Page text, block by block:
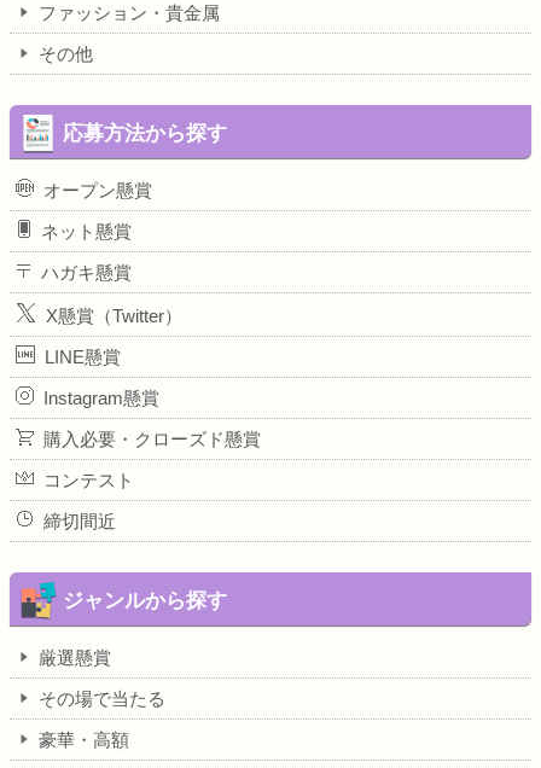
ファッション・貴金属
その他
応募方法から探す
オープン懸賞
ネット懸賞
ハガキ懸賞
X懸賞（Twitter）
LINE懸賞
Instagram懸賞
購入必要・クローズド懸賞
コンテスト
締切間近
ジャンルから探す
厳選懸賞
その場で当たる
豪華・高額